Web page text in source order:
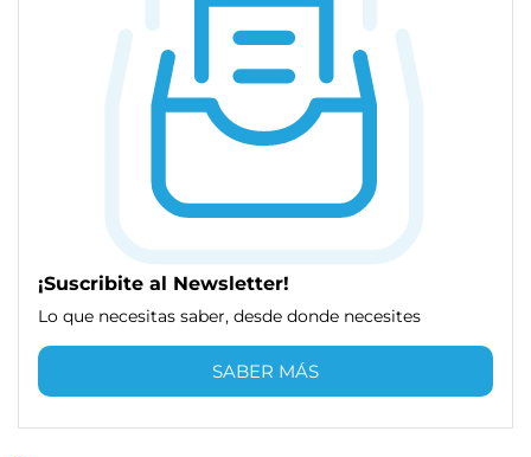
¡Suscribite al Newsletter!
Lo que necesitas saber, desde donde necesites
SABER MÁS